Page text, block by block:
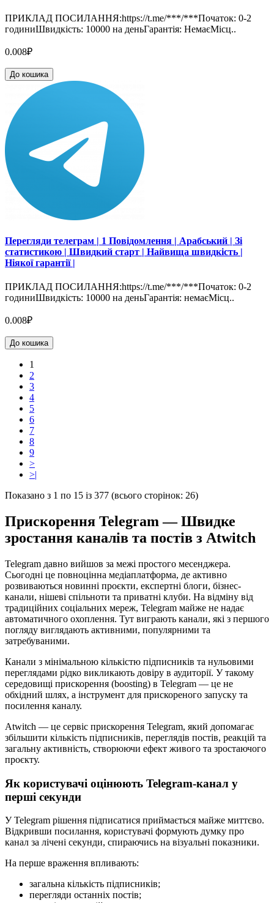
ПРИКЛАД ПОСИЛАННЯ:https://t.me/***/***Початок: 0-2
годиниШвидкість: 10000 на деньГарантія: НемаєМісц..
0.008₽
До кошика
Перегляди телеграм | 1 Повідомлення | Арабський | Зі
статистикою | Швидкий старт | Найвища швидкість |
Ніякої гарантії |
ПРИКЛАД ПОСИЛАННЯ:https://t.me/***/***Початок: 0-2
годиниШвидкість: 10000 на деньГарантія: немаєМісц..
0.008₽
До кошика
1
2
3
4
5
6
7
8
9
>
>|
Показано з 1 по 15 із 377 (всього сторінок: 26)
Прискорення Telegram — Швидке
зростання каналів та постів з Atwitch
Telegram давно вийшов за межі простого месенджера.
Сьогодні це повноцінна медіаплатформа, де активно
розвиваються новинні проєкти, експертні блоги, бізнес-
канали, нішеві спільноти та приватні клуби. На відміну від
традиційних соціальних мереж, Telegram майже не надає
автоматичного охоплення. Тут виграють канали, які з першого
погляду виглядають активними, популярними та
затребуваними.
Канали з мінімальною кількістю підписників та нульовими
переглядами рідко викликають довіру в аудиторії. У такому
середовищі прискорення (boosting) в Telegram — це не
обхідний шлях, а інструмент для прискореного запуску та
посилення каналу.
Atwitch — це сервіс прискорення Telegram, який допомагає
збільшити кількість підписників, переглядів постів, реакцій та
загальну активність, створюючи ефект живого та зростаючого
проєкту.
Як користувачі оцінюють Telegram-канал у
перші секунди
У Telegram рішення підписатися приймається майже миттєво.
Відкривши посилання, користувачі формують думку про
канал за лічені секунди, спираючись на візуальні показники.
На перше враження впливають:
загальна кількість підписників;
перегляди останніх постів;